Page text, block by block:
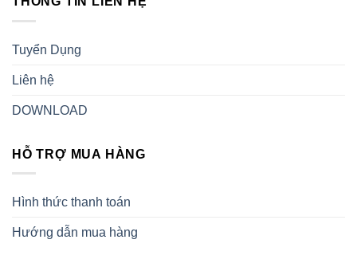
Tuyển Dụng
Liên hệ
DOWNLOAD
HỖ TRỢ MUA HÀNG
Hình thức thanh toán
Hướng dẫn mua hàng